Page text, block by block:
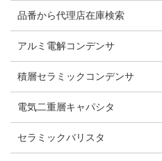
品番から代理店在庫検索
アルミ電解コンデンサ
積層セラミックコンデンサ
電気二重層キャパシタ
セラミックバリスタ